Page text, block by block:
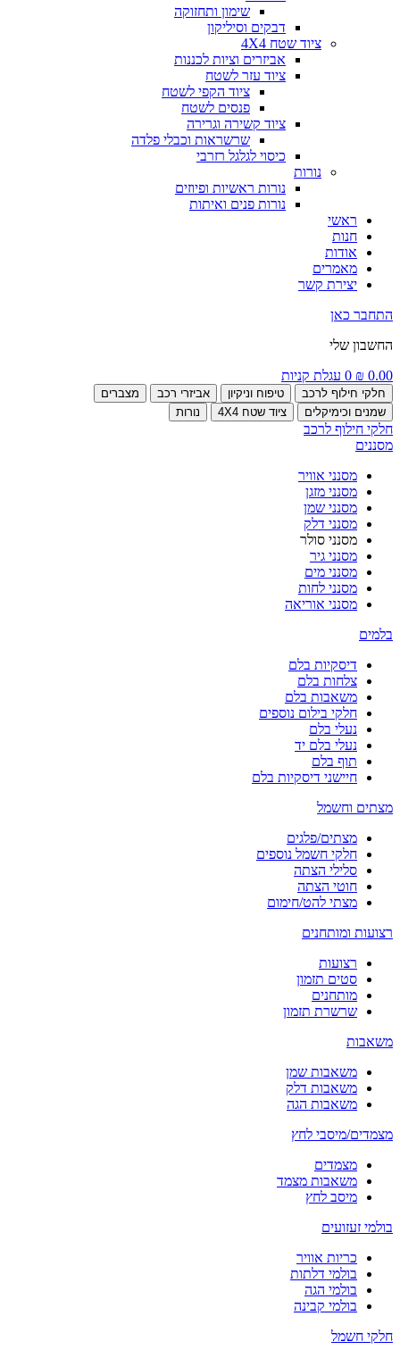
שימון ותחזוקה
דבקים וסיליקון
ציוד שטח 4X4
אביזרים וציות לכננות
ציוד עזר לשטח
ציוד הקפי לשטח
פנסים לשטח
ציוד קשירה וגרירה
שרשראות וכבלי פלדה
כיסוי לגלגל רזרבי
נורות
נורות ראשיות ופיוזים
נורות פנים ואיתות
ראשי
חנות
אודות
מאמרים
יצירת קשר
התחבר כאן
החשבון שלי
₪ 0.00
0 עגלת קניות
חלקי חילוף לרכב טיפוח וניקיון אביזרי רכב
מצברים
שמנים וכימיקלים
ציוד שטח 4X4 נורות
חלקי חילוף לרכב
מסננים
מסנני אוויר
מסנני מזגן
מסנני שמן
מסנני דלק
מסנני סולר
מסנני גיר
מסנני מים
מסנני לחות
מסנני אוריאה
בלמים
דיסקיות בלם
צלחות בלם
משאבות בלם
חלקי בילום נוספים
נעלי בלם
נעלי בלם יד
תוף בלם
חיישני דיסקיות בלם
מצתים וחשמל
מצתים/פלגים
חלקי חשמל נוספים
סלילי הצתה
חוטי הצתה
מצתי להט/חימום
רצועות ומותחנים
רצועות
סטים תזמון
מותחנים
שרשרת תזמון
משאבות
משאבות שמן
משאבות דלק
משאבות הגה
מצמדים/מיסבי לחץ
מצמדים
משאבות מצמד
מיסב לחץ
בולמי זעזועים
כריות אוויר
בולמי דלתות
בולמי הגה
בולמי קבינה
חלקי חשמל